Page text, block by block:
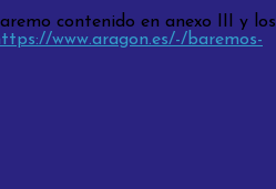
contenido en anexo III y los
www.aragon.es/-/baremos-